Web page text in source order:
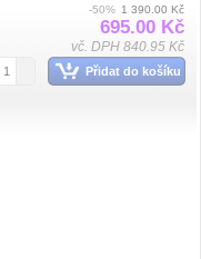
-50% 1 390.00 Kč
695.00 Kč
vč. DPH 840.95 Kč
Přidat do košíku